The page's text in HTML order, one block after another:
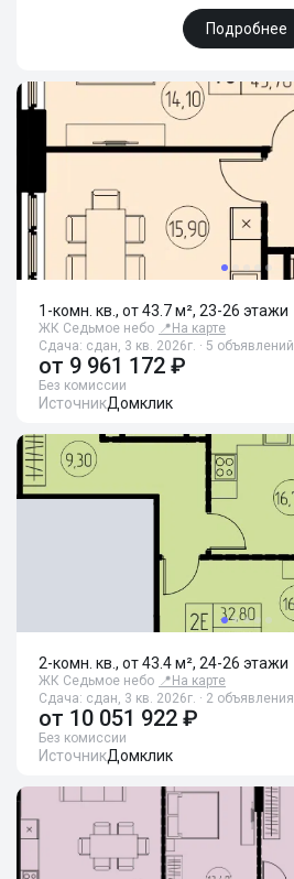
Подробнее
1-комн. кв., от 43.7 м², 23-26 этажи
ЖК Седьмое небо 📍 На карте
Сдача: сдан, 3 кв. 2026г. · 5 объявлений
от 9 961 172 ₽
Без комиссии
ИсточникДомклик
2-комн. кв., от 43.4 м², 24-26 этажи
ЖК Седьмое небо 📍 На карте
Сдача: сдан, 3 кв. 2026г. · 2 объявления
от 10 051 922 ₽
Без комиссии
ИсточникДомклик